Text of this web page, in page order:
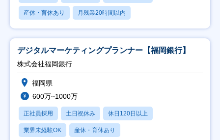
産休・育休あり 月残業20時間以内
デジタルマーケティングプランナー【福岡銀行】
株式会社福岡銀行
福岡県
600万~1000万
正社員採用 土日祝休み 休日120日以上
業界未経験OK 産休・育休あり